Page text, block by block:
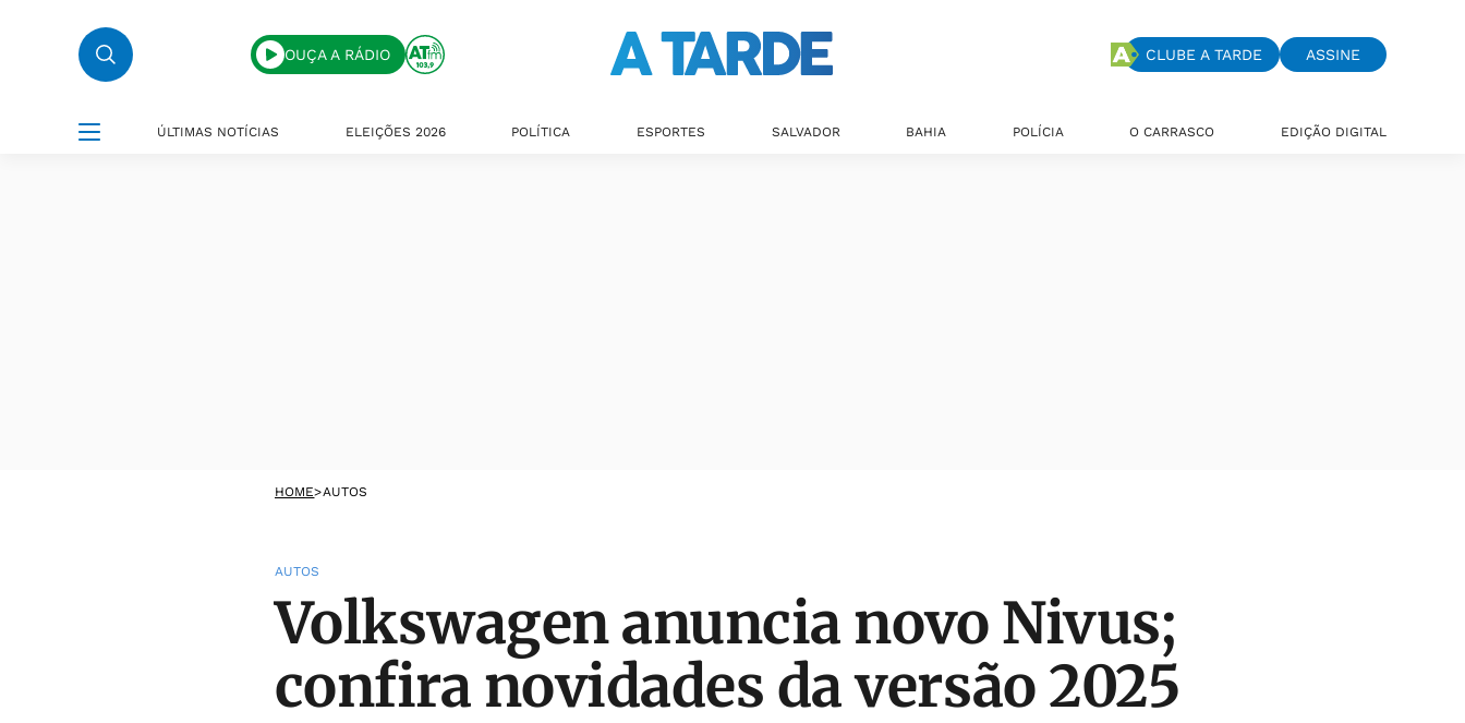
OUÇA A RÁDIO CLUBE A TARDE ASSINE
ÚLTIMAS NOTÍCIAS ELEIÇÕES 2026 POLÍTICA ESPORTES SALVADOR BAHIA POLÍCIA O CARRASCO EDIÇÃO DIGITAL
HOME>AUTOS
AUTOS
Volkswagen anuncia novo Nivus;
confira novidades da versão 2025